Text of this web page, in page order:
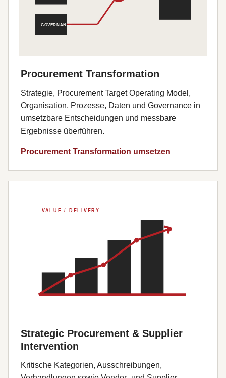
Procurement Transformation
Strategie, Procurement Target Operating Model,
Organisation, Prozesse, Daten und Governance in
umsetzbare Entscheidungen und messbare
Ergebnisse überführen.
Procurement Transformation umsetzen
Strategic Procurement & Supplier
Intervention
Kritische Kategorien, Ausschreibungen,